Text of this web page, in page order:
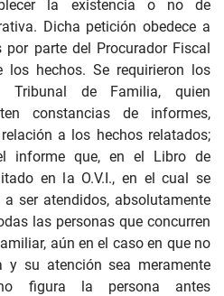
la existencia o no de
Dicha petición obedece a
por parte del Procurador Fiscal
los hechos. Se requirieron los
Tribunal de Familia, quien
constancias de informes,
a los hechos relatados;
informe que, en el Libro de
en la O.V.I., en el cual se
ser atendidos, absolutamente
las personas que concurren
aún en el caso en que no
su atención sea meramente
figura la persona antes